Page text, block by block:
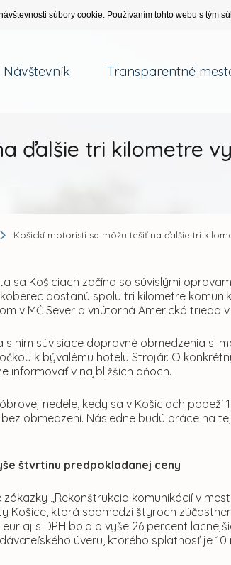
súbory cookie. Používaním tohto webu s tým
Návštevník Transparentné
ďalšie tri kilometre
Košickí motoristi sa môžu tešiť na ďalšie tri
sa Košiciach začína so súvislými
dostanú spolu tri kilometre
v MČ Sever a vnútorná Americká trieda
s ním súvisiace dopravné obmedzenia si
k bývalému hotelu Strojár. O
informovať v najbližších dňoch.
nedele, kedy sa v Košiciach pobeží
obmedzení. Následne budú práce na
štvrtinu predpokladanej ceny
„Rekonštrukcia komunikácií v
Košice, ktorá spomedzi štyroch
eur aj s DPH bola o vyše 26 percent
úveru, ktorého splatnosť je